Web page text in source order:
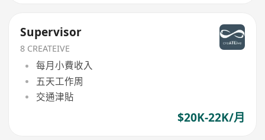
Supervisor
8 CREATEIVE
每月小費收入
五天工作周
交通津貼
$20K-22K/月